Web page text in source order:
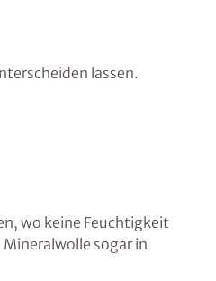
lassen.
wo keine Feuchtigkeit
sogar in